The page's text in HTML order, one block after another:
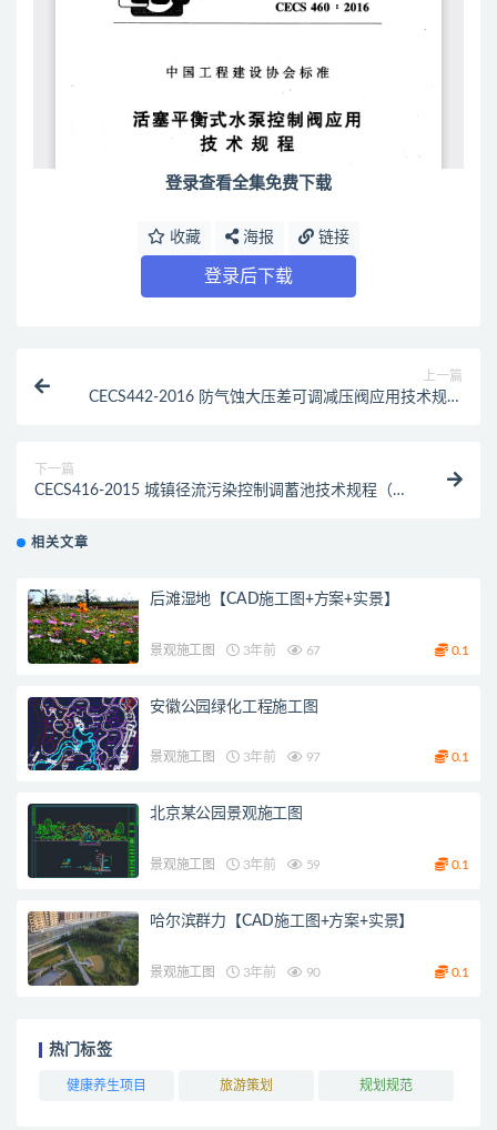
登录查看全集免费下载
收藏 海报 链接
登录后下载
上一篇
CECS442-2016 防气蚀大压差可调减压阀应用技术规程
下一篇
CECS416-2015 城镇径流污染控制调蓄池技术规程（最
相关文章
后滩湿地【CAD施工图+方案+实景】
景观施工图 3年前 67 0.1
安徽公园绿化工程施工图
景观施工图 3年前 97 0.1
北京某公园景观施工图
景观施工图 3年前 59 0.1
哈尔滨群力【CAD施工图+方案+实景】
景观施工图 3年前 90 0.1
热门标签
健康养生项目 旅游策划 规划规范